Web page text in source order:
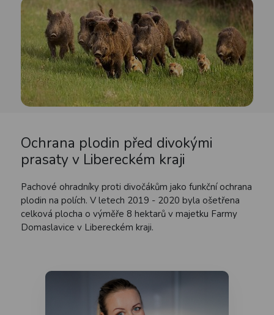
Ochrana plodin před divokými
prasaty v Libereckém kraji
Pachové ohradníky proti divočákům jako funkční ochrana
plodin na polích. V letech 2019 - 2020 byla ošetřena
celková plocha o výměře 8 hektarů v majetku Farmy
Domaslavice v Libereckém kraji.